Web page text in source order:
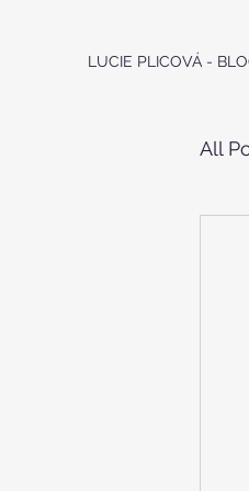
LUCIE PLICOVÁ -
All